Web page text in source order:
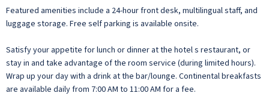
Featured amenities include a 24-hour front desk, multilingual staff, and
luggage storage. Free self parking is available onsite.
Satisfy your appetite for lunch or dinner at the hotel s restaurant, or
stay in and take advantage of the room service (during limited hours).
Wrap up your day with a drink at the bar/lounge. Continental breakfasts
are available daily from 7:00 AM to 11:00 AM for a fee.